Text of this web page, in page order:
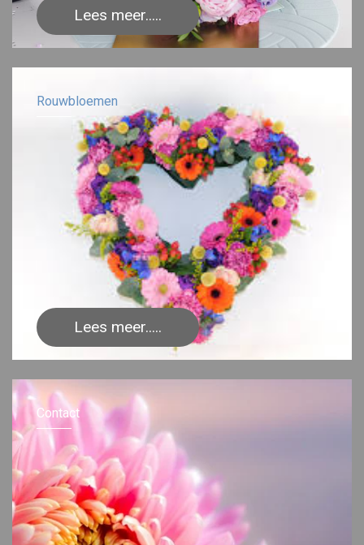
Lees meer.....
Rouwbloemen
Lees meer.....
Contact